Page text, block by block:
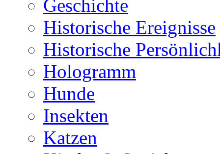
Geschichte
Historische Ereignisse
Historische
Hologramm
Hunde
Insekten
Katzen